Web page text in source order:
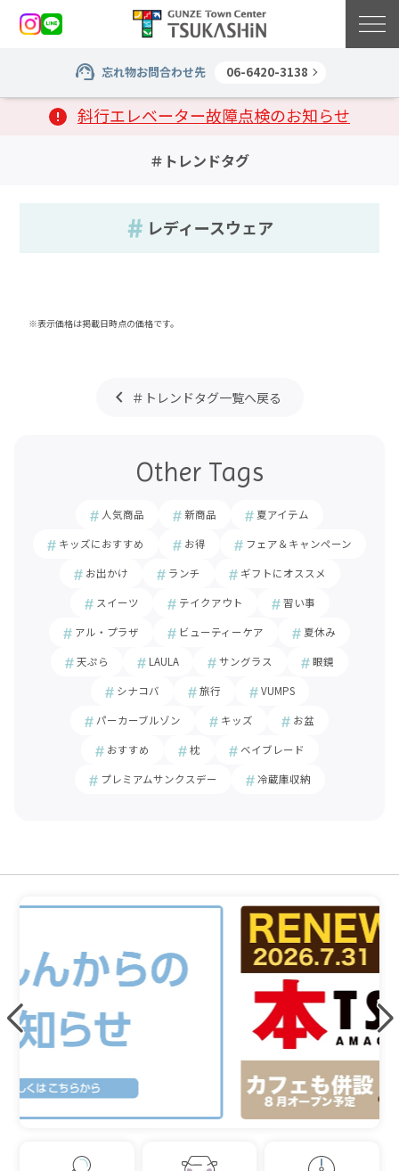
斜行エレベーター故障点検のお知らせ
忘れ物お問合わせ先 06-6420-3138
＃トレンドタグ
レディースウェア
※表示価格は掲載日時点の価格です。
＃トレンドタグ一覧へ戻る
Other Tags
人気商品 新商品 夏アイテム
キッズにおすすめ お得 フェア＆キャンペーン
お出かけ ランチ ギフトにオススメ
スイーツ テイクアウト 習い事
アル・プラザ ビューティーケア 夏休み
天ぷら LAULA サングラス 眼鏡
シナコバ 旅行 VUMPS
パーカーブルゾン キッズ お盆
おすすめ 枕 ベイブレード
プレミアムサンクスデー 冷蔵庫収納